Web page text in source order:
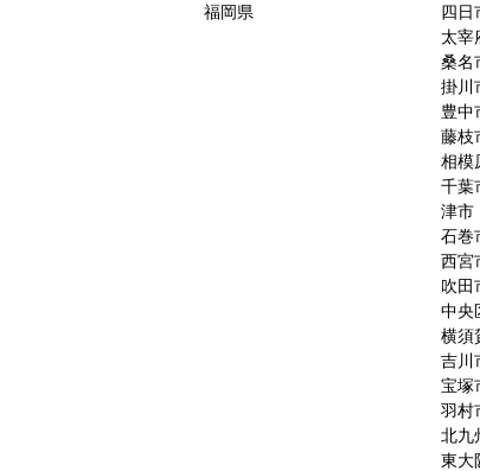
福岡県
四日
太宰
桑名
掛川
豊中
藤枝
相模
千葉
津市
石巻
西宮
吹田
中央
横須
吉川
宝塚
羽村
北九
東大